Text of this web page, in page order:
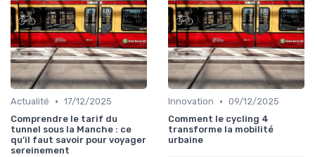
Actualité • 17/12/2025
Comprendre le tarif du
tunnel sous la Manche : ce
qu’il faut savoir pour voyager
sereinement
Innovation • 09/12/2025
Comment le cycling 4
transforme la mobilité
urbaine